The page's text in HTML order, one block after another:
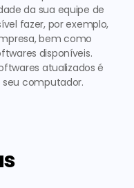
da sua equipe de
fazer, por exemplo,
bem como
disponíveis.
atualizados é
computador.